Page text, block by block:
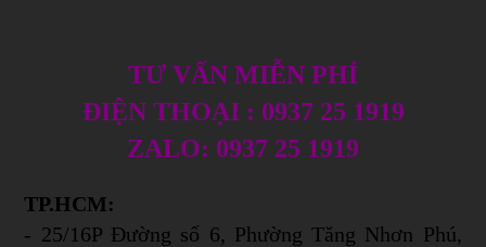
TƯ VẤN MIỄN PHÍ
ĐIỆN THOẠI : 0937 25 1919
ZALO: 0937 25 1919
TP.HCM:
- 25/16P Đường số 6, Phường Tăng Nhơn Phú,